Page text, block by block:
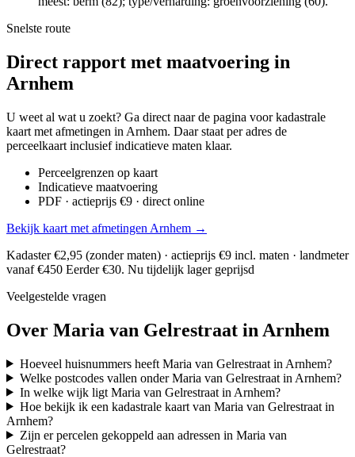
Snelste route
Direct rapport met maatvoering in
Arnhem
U weet al wat u zoekt? Ga direct naar de pagina voor kadastrale
kaart met afmetingen in Arnhem. Daar staat per adres de
perceelkaart inclusief indicatieve maten klaar.
Perceelgrenzen op kaart
Indicatieve maatvoering
PDF · actieprijs €9 · direct online
Bekijk kaart met afmetingen Arnhem →
Kadaster €2,95 (zonder maten) · actieprijs €9 incl. maten · landmeter
vanaf €450 Eerder €30. Nu tijdelijk lager geprijsd
Veelgestelde vragen
Over Maria van Gelrestraat in Arnhem
Hoeveel huisnummers heeft Maria van Gelrestraat in Arnhem?
Welke postcodes vallen onder Maria van Gelrestraat in Arnhem?
In welke wijk ligt Maria van Gelrestraat in Arnhem?
Hoe bekijk ik een kadastrale kaart van Maria van Gelrestraat in
Arnhem?
Zijn er percelen gekoppeld aan adressen in Maria van
Gelrestraat?